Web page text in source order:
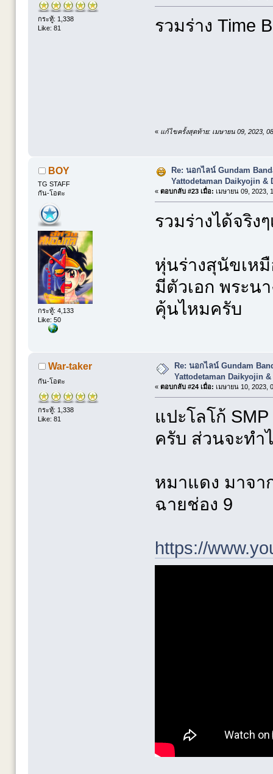
กระทู้: 1,338
Like: 81
รวมร่าง Time
« แก้ไขครั้งสุดท้าย: เมษายน 09, 2023,
BOY
TG STAFF
กัน-โอตะ
กระทู้: 4,133
Like: 50
Re: นอกไลน์ Gundam
Yattodetaman Daikyojin &
« ตอบกลับ #23 เมื่อ: เมษายน 09, 2023,
รวมร่างได้จริง
หุ่นร่างสุนัขเห
มีตัวเอก พระน
คุ้นไหมครับ
War-taker
กัน-โอตะ
กระทู้: 1,338
Like: 81
Re: นอกไลน์ Gundam
Yattodetaman Daikyojin &
« ตอบกลับ #24 เมื่อ: เมษายน 10, 2023,
แปะโลโก้
ครับ ส่วนจะทำ
หมาแดง มาจา
ฉายช่อง 9
https://